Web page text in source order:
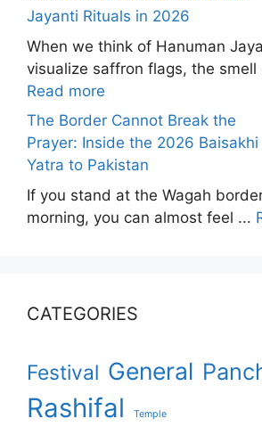
Jayanti Rituals in 2026
When we think of Hanuman
visualize saffron flags, the smell
Read more
The Border Cannot Break the
Prayer: Inside the 2026 Baisakhi
Yatra to Pakistan
If you stand at the Wagah
morning, you can almost feel ...
CATEGORIES
Festival General
Rashifal Temple